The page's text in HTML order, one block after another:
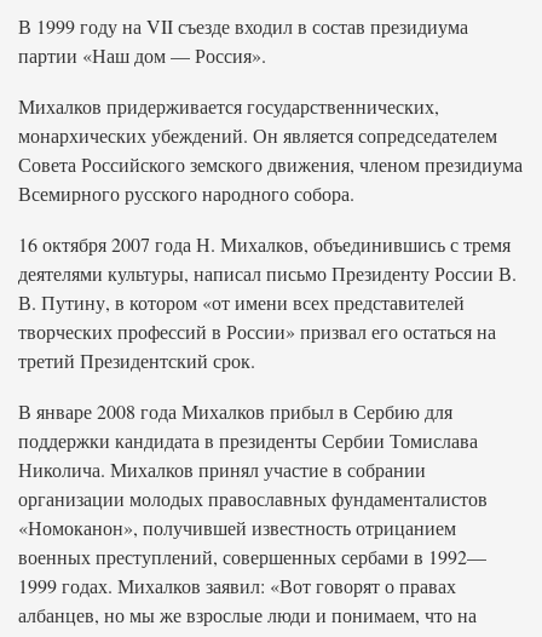
В 1999 году на VII съезде входил в состав президиума
партии «Наш дом — Россия».
Михалков придерживается государственнических,
монархических убеждений. Он является сопредседателем
Совета Российского земского движения, членом президиума
Всемирного русского народного собора.
16 октября 2007 года Н. Михалков, объединившись с тремя
деятелями культуры, написал письмо Президенту России В.
В. Путину, в котором «от имени всех представителей
творческих профессий в России» призвал его остаться на
третий Президентский срок.
В январе 2008 года Михалков прибыл в Сербию для
поддержки кандидата в президенты Сербии Томислава
Николича. Михалков принял участие в собрании
организации молодых православных фундаменталистов
«Номоканон», получившей известность отрицанием
военных преступлений, совершенных сербами в 1992—
1999 годах. Михалков заявил: «Вот говорят о правах
албанцев, но мы же взрослые люди и понимаем, что на